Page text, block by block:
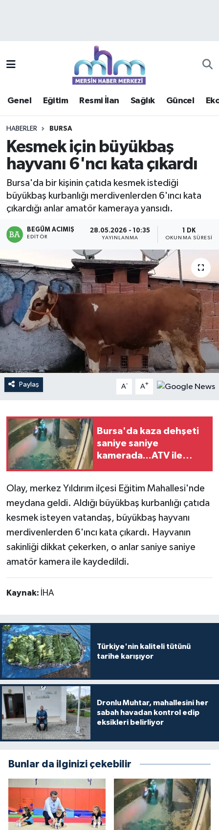
Genel Eğitim Resmi İlan Sağlık Güncel
HABERLER BURSA
Kesmek için büyükbaş
hayvanı 6'ncı kata çıkardı
Bursa'da bir kişinin çatıda kesmek istediği
büyükbaş kurbanlığı merdivenlerden 6'ıncı kata
çıkardığı anlar amatör kameraya yansıdı.
BEGÜM ACIMIŞ
EDITÖR
28.05.2026 - 10:35
YAYINLANMA
1 DK
OKUNMA SÜRESI
Paylaş A- A+
Bursa'da kaza dehşeti
saniye saniye
kamerada...ATV ile
oldu
Olay, merkez Yıldırım ilçesi Eğitim Mahallesi'nde
meydana geldi. Aldığı büyükbaş kurbanlığı çatıda
kesmek isteyen vatandaş, büyükbaş hayvanı
merdivenlerden 6'ıncı kata çıkardı. Hayvanın
sakinliği dikkat çekerken, o anlar saniye saniye
amatör kamera ile kaydedildi.
Kaynak: İHA
Türkiye'nin kaliteli tütünü
tarihe karışıyor
Dronlu Muhtar, mahallesini her
sabah havadan kontrol edip
eksikleri belirliyor
Bunlar da ilginizi çekebilir
Güncel
Haberde insan
Kültür - Sanat
Magazin
Mersin
Mersin Tarihi
Özel Haber
Politika
Resmi İlan
Sağlık
Sürmanşet
Teknoloji
Yaşam
Mersin Trafik Yoğunluk Haritası
Süper Lig Puan Durumu ve Fikstür
Haber Arşivi